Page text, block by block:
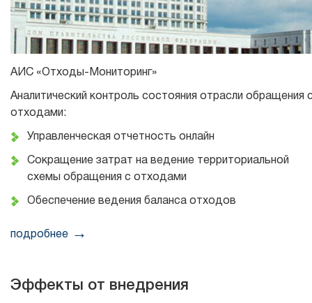
АИС «Отходы-Мониторинг»
Аналитический контроль состояния отрасли обращения
отходами:
Управленческая отчетность онлайн
Сокращение затрат на ведение территориальной
схемы обращения с отходами
Обеспечение ведения баланса отходов
подробнее
Эффекты от внедрения